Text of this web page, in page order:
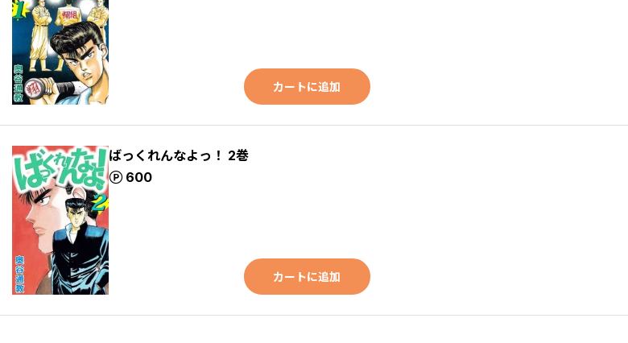
カートに追加
ばっくれんなよっ！ 2巻
600
ポイント
カートに追加